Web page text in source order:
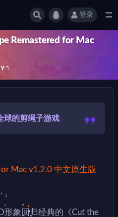
登录
Remastered for Mac
5
球的剪绳子游戏
Mac v1.2.0 中文原生版
形象回归经典的《Cut the